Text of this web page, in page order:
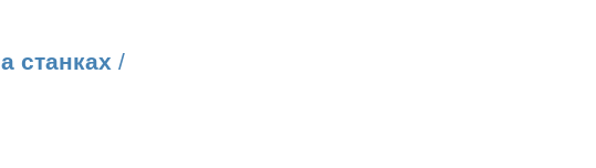
станках /